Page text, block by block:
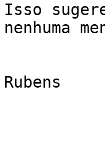
Isso
nenhuma
Rubens